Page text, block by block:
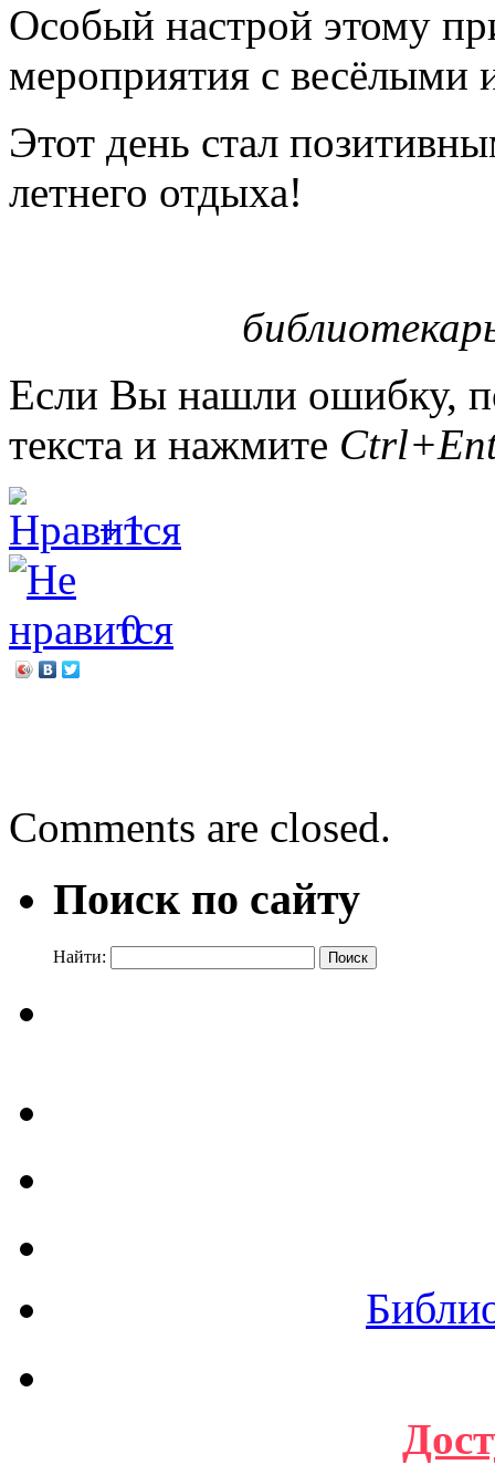
Особый настрой этому
мероприятия с весёлыми
Этот день стал
летнего отдыха!
Если Вы нашли ошибку,
текста и нажмите
+1
0
Comments are closed.
Поиск по сайту
Найти: